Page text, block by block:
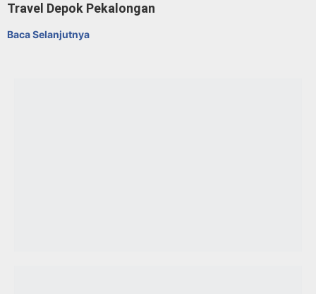
Travel Depok Pekalongan
Baca Selanjutnya